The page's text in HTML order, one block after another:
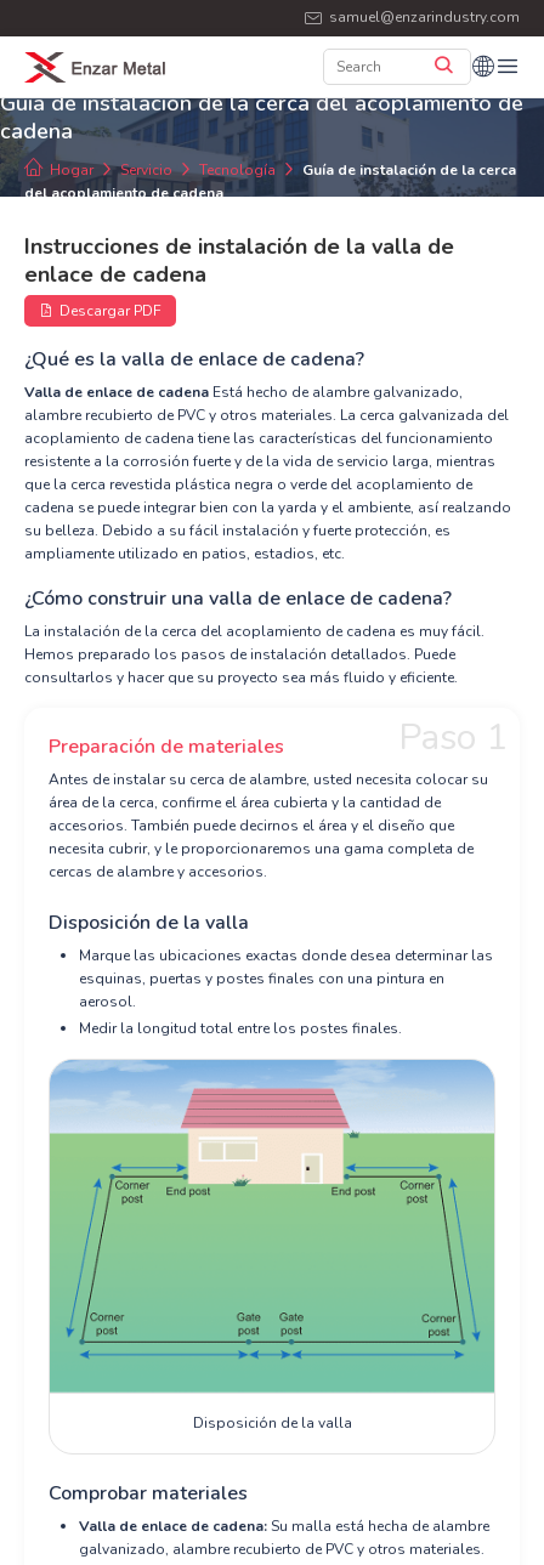
samuel@enzarindustry.com
Guía de instalación de la cerca del acoplamiento de
cadena
Hogar Servicio Tecnología
Guía de instalación de la cerca
del acoplamiento de cadena
Instrucciones de instalación de la valla de
enlace de cadena
Descargar PDF
¿Qué es la valla de enlace de cadena?
Valla de enlace de cadena Está hecho de alambre galvanizado,
alambre recubierto de PVC y otros materiales. La cerca galvanizada del
acoplamiento de cadena tiene las características del funcionamiento
resistente a la corrosión fuerte y de la vida de servicio larga, mientras
que la cerca revestida plástica negra o verde del acoplamiento de
cadena se puede integrar bien con la yarda y el ambiente, así realzando
su belleza. Debido a su fácil instalación y fuerte protección, es
ampliamente utilizado en patios, estadios, etc.
¿Cómo construir una valla de enlace de cadena?
La instalación de la cerca del acoplamiento de cadena es muy fácil.
Hemos preparado los pasos de instalación detallados. Puede
consultarlos y hacer que su proyecto sea más fluido y eficiente.
Paso 1
Preparación de materiales
Antes de instalar su cerca de alambre, usted necesita colocar su
área de la cerca, confirme el área cubierta y la cantidad de
accesorios. También puede decirnos el área y el diseño que
necesita cubrir, y le proporcionaremos una gama completa de
cercas de alambre y accesorios.
Disposición de la valla
Marque las ubicaciones exactas donde desea determinar las
esquinas, puertas y postes finales con una pintura en
aerosol.
Medir la longitud total entre los postes finales.
Disposición de la valla
Comprobar materiales
Valla de enlace de cadena:Su malla está hecha de alambre
galvanizado, alambre recubierto de PVC y otros materiales.